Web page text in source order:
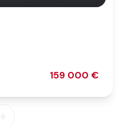
159 000 €